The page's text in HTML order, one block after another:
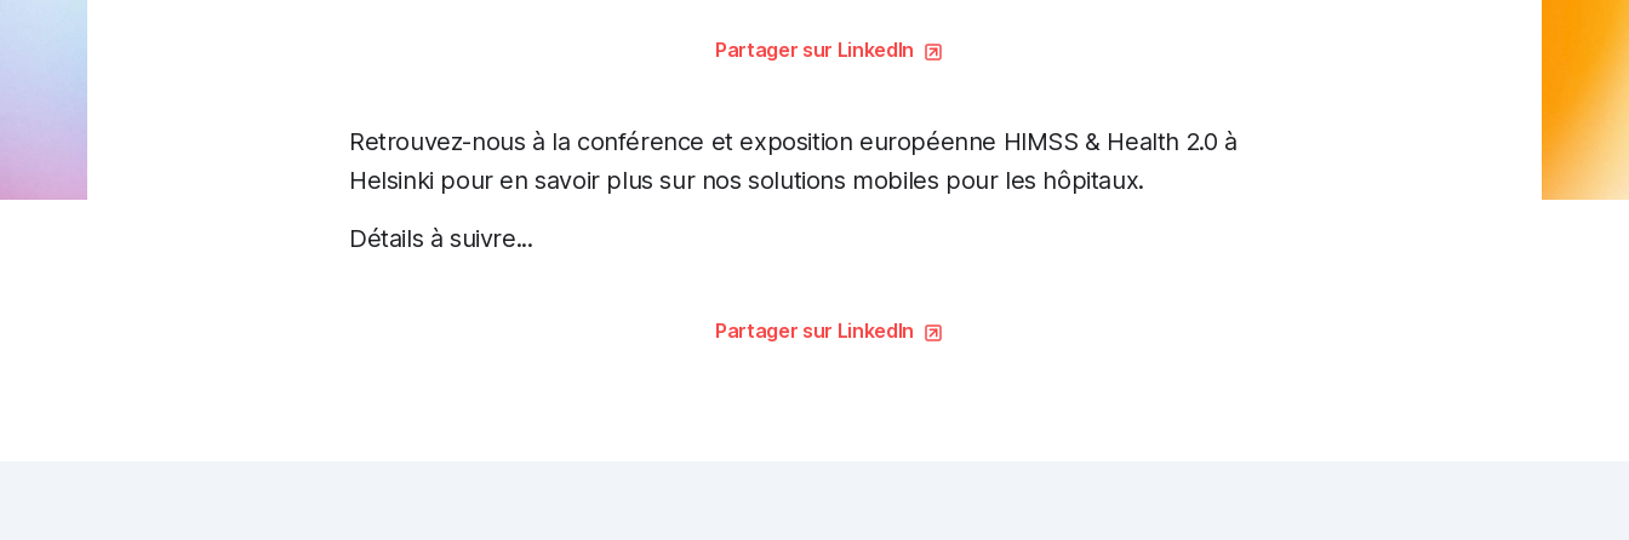
Partager sur LinkedIn
Retrouvez-nous à la conférence et exposition européenne HIMSS & Health 2.0 à
Helsinki pour en savoir plus sur nos solutions mobiles pour les hôpitaux.
Détails à suivre...
Partager sur LinkedIn